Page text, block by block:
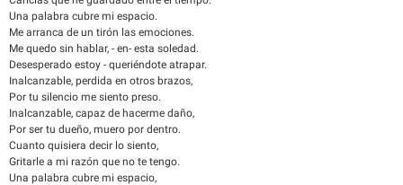
Una palabra cubre mi espacio.
Me arranca de un tirón las emociones.
Me quedo sin hablar, - en- esta soledad.
Desesperado estoy - queriéndote atrapar.
Inalcanzable, perdida en otros brazos,
Por tu silencio me siento preso.
Inalcanzable, capaz de hacerme daño,
Por ser tu dueño, muero por dentro.
Cuanto quisiera decir lo siento,
Gritarle a mi razón que no te tengo.
Una palabra cubre mi espacio,